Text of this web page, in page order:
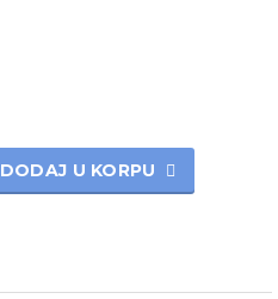
DODAJ U KORPU